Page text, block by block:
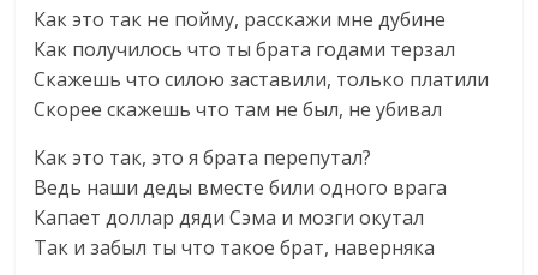
Как это так не пойму, расскажи мне дубине
Как получилось что ты брата годами терзал
Скажешь что силою заставили, только платили
Скорее скажешь что там не был, не убивал
Как это так, это я брата перепутал?
Ведь наши деды вместе били одного врага
Капает доллар дяди Сэма и мозги окутал
Так и забыл ты что такое брат, наверняка